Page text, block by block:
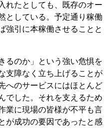
れたとしても、既存のオー
としている。予定通り稼働
強引に本稼働させることと
るのか」という強い危惧を
支障なく立ち上げることが
へのサービスにはほとんど
でした。それを支えるため
業に現場の皆様が不平も言
が成功の要因であったと感